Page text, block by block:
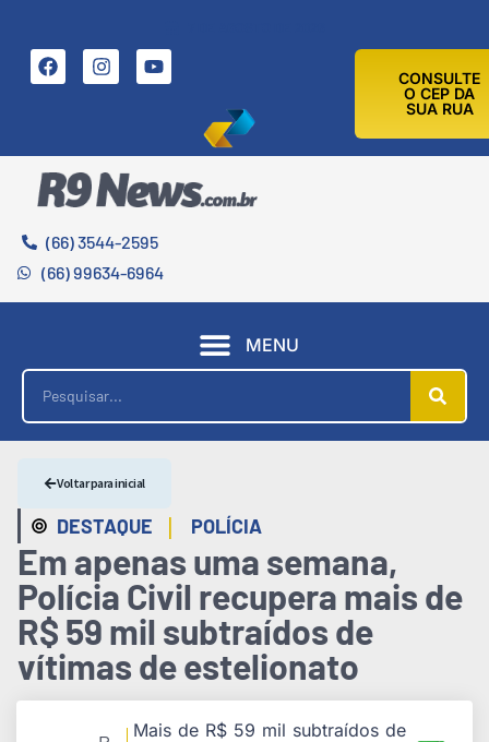
CONSULTE
O CEP DA
SUA RUA
(66) 3544-2595
(66) 99634-6964
MENU
DESTAQUE | POLÍCIA
Voltar para inicial
Em apenas uma semana,
Polícia Civil recupera mais de
R$ 59 mil subtraídos de
vítimas de estelionato
Mais de R$ 59 mil subtraídos de